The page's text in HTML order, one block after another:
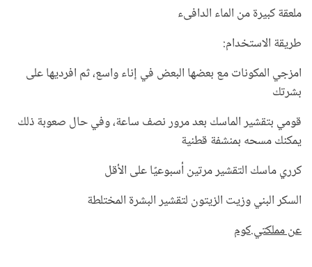
ملعقة كبيرة من الماء الدافىء
طريقة الاستخدام:
امزجي المكونات مع بعضها البعض في إناء واسع، ثم افرديها على
بشرتك
قومي بتقشير الماسك بعد مرور نصف ساعة، وفي حال صعوبة ذلك
يمكنك مسحه بمنشفة قطنية
كرري ماسك التقشير مرتين أسبوعيًا على الأقل
السكر البني وزيت الزيتون لتقشير البشرة المختلطة
عن مملكتي.كوم